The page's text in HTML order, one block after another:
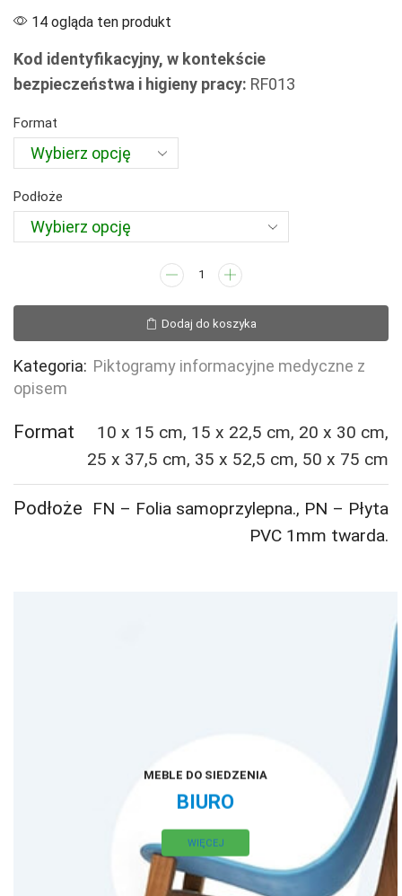
cen:
2,54 zł
do
14 ogląda ten produkt
Kod identyfikacyjny, w kontekście
bezpieczeństwa i higieny pracy: RF013
Format
Podłoże
ilość
Ortopedia
Dodaj do koszyka
Kategoria: Piktogramy informacyjne medyczne z
opisem
Format
10 x 15 cm, 15 x 22,5 cm, 20 x 30 cm,
25 x 37,5 cm, 35 x 52,5 cm, 50 x 75 cm
Podłoże FN – Folia samoprzylepna., PN – Płyta
PVC 1mm twarda.
MEBLE DO SIEDZENIA
BIURO
WIĘCEJ